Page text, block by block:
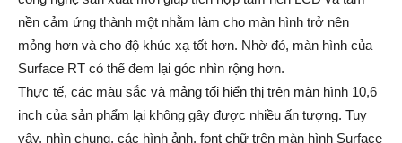
nền cảm ứng thành một nhằm làm cho màn hình trở nên
mỏng hơn và cho độ khúc xạ tốt hơn. Nhờ đó, màn hình của
Surface RT có thể đem lại góc nhìn rộng hơn.
Thực tế, các màu sắc và mảng tối hiển thị trên màn hình 10,6
inch của sản phẩm lại không gây được nhiều ấn tượng. Tuy
vậy, nhìn chung, các hình ảnh, font chữ trên màn hình Surface